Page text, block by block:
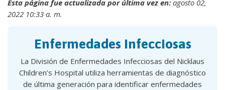
Esta página fue actualizada por última vez en: agosto 02,
2022 10:33 a. m.
Enfermedades Infecciosas
La División de Enfermedades Infecciosas del Nicklaus
Children’s Hospital utiliza herramientas de diagnóstico
de última generación para identificar enfermedades